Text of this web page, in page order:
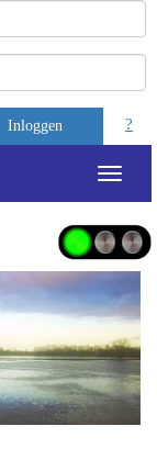
Inloggen ?